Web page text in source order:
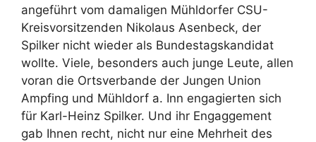
angeführt vom damaligen Mühldorfer CSU-
Kreisvorsitzenden Nikolaus Asenbeck, der
Spilker nicht wieder als Bundestagskandidat
wollte. Viele, besonders auch junge Leute, allen
voran die Ortsverbande der Jungen Union
Ampfing und Mühldorf a. Inn engagierten sich
für Karl-Heinz Spilker. Und ihr Engaggement
gab Ihnen recht, nicht nur eine Mehrheit des